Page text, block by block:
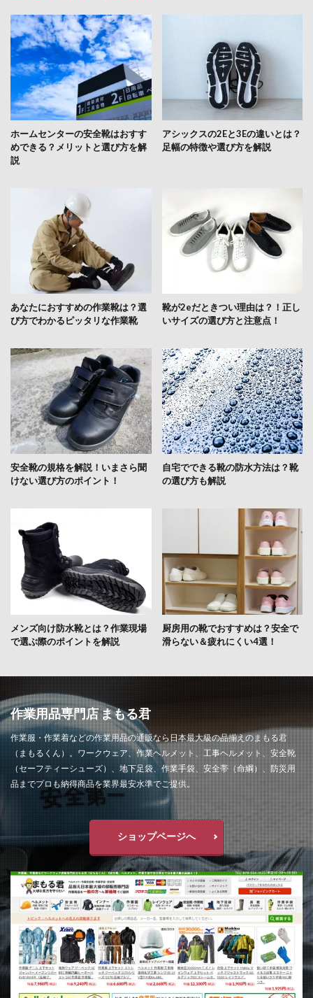
ホームセンターの安全靴はおすす
めできる？メリットと選び方を解
説
アシックスの2Eと3Eの違いとは？
足幅の特徴や選び方を解説
あなたにおすすめの作業靴は？選
び方でわかるピッタリな作業靴
靴が2eだときつい理由は？！正し
いサイズの選び方と注意点！
安全靴の規格を解説！いまさら聞
けない選び方のポイント！
自宅でできる靴の防水方法は？靴
の選び方も解説
メンズ向け防水靴とは？作業現場
で選ぶ際のポイントを解説
厨房用の靴でおすすめは？安全で
滑らない＆疲れにくい4選！
作業用品専門店 まもる君
作業服・作業着などの作業用品の通販なら日本最大級の品揃えのまもる君
（まもるくん）。ワークウェア、作業ヘルメット、工事ヘルメット、安全靴
（セーフティーシューズ）、地下足袋、作業手袋、安全帯（命綱）、防災用
品までプロも納得商品を業界最安水準でご提供。
ショップページへ